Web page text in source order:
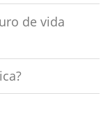
de vida